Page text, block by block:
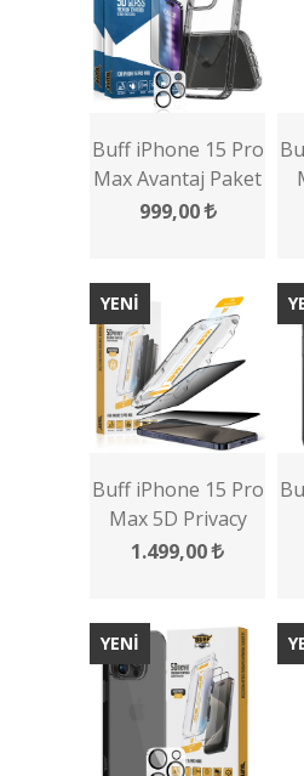
Buff iPhone 15 Pro
Max Avantaj Paket
- 2x5D Ekran
Koruyucu
999,00
YENİ
Buff iPhone 15 Pro
Max 5D Privacy
EasyFit 2 Adet
1.499,00
YENİ